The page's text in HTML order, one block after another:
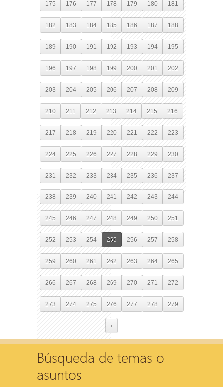
175 176 177 178 179 180 181
182 183 184 185 186 187 188
189 190 191 192 193 194 195
196 197 198 199 200 201 202
203 204 205 206 207 208 209
210 211 212 213 214 215 216
217 218 219 220 221 222 223
224 225 226 227 228 229 230
231 232 233 234 235 236 237
238 239 240 241 242 243 244
245 246 247 248 249 250 251
252 253 254 255 256 257 258
259 260 261 262 263 264 265
266 267 268 269 270 271 272
273 274 275 276 277 278 279
›
Búsqueda de temas o
asuntos